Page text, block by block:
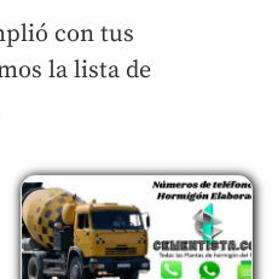
con tus
la lista de